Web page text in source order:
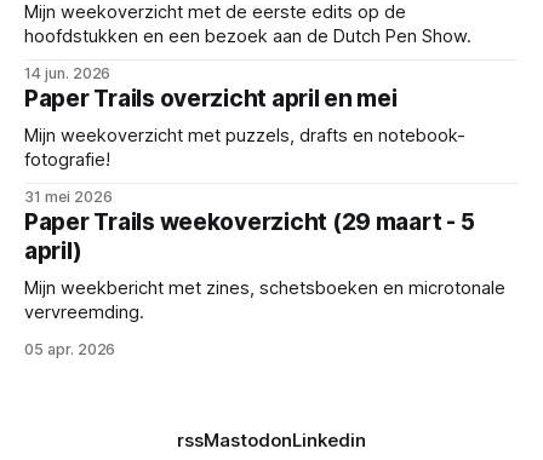
Mijn weekoverzicht met de eerste edits op de
hoofdstukken en een bezoek aan de Dutch Pen Show.
14 jun. 2026
Paper Trails overzicht april en mei
Mijn weekoverzicht met puzzels, drafts en notebook-
fotografie!
31 mei 2026
Paper Trails weekoverzicht (29 maart - 5
april)
Mijn weekbericht met zines, schetsboeken en microtonale
vervreemding.
05 apr. 2026
rssMastodonLinkedin